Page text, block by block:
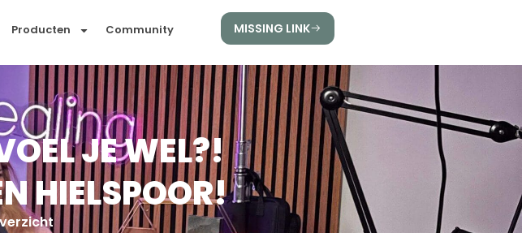
Producten Community MISSING LINK
JE WEL?!
HIELSPOOR!